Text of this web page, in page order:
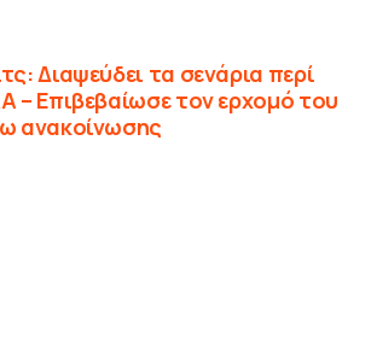
Διαψεύδει τα σενάρια περί
– Επιβεβαίωσε τον ερχομό του
ανακοίνωσης